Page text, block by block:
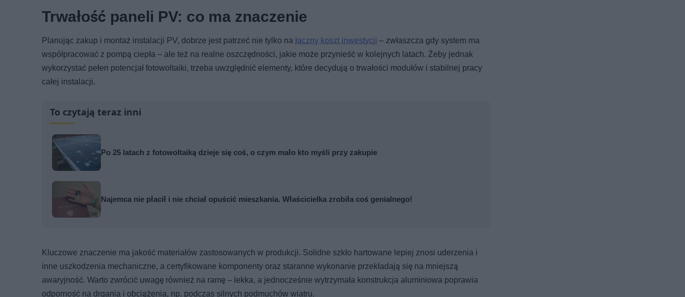
Trwałość paneli PV: co ma znaczenie
Planując zakup i montaż instalacji PV, dobrze jest patrzeć nie tylko na łączny koszt inwestycji – zwłaszcza gdy system ma
współpracować z pompą ciepła – ale też na realne oszczędności, jakie może przynieść w kolejnych latach. Żeby jednak
wykorzystać pełen potencjał fotowoltaiki, trzeba uwzględnić elementy, które decydują o trwałości modułów i stabilnej pracy
całej instalacji.
To czytają teraz inni
Po 25 latach z fotowoltaiką dzieje się coś, o czym mało kto myśli przy zakupie
Najemca nie płacił i nie chciał opuścić mieszkania. Właścicielka zrobiła coś genialnego!
Kluczowe znaczenie ma jakość materiałów zastosowanych w produkcji. Solidne szkło hartowane lepiej znosi uderzenia i
inne uszkodzenia mechaniczne, a certyfikowane komponenty oraz staranne wykonanie przekładają się na mniejszą
awaryjność. Warto zwrócić uwagę również na ramę – lekka, a jednocześnie wytrzymała konstrukcja aluminiowa poprawia
odporność na drgania i obciążenia, np. podczas silnych podmuchów wiatru.